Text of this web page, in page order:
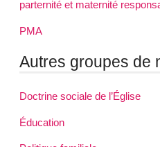
parternité et maternité
PMA
Autres groupes de
Doctrine sociale de l’Église
Éducation